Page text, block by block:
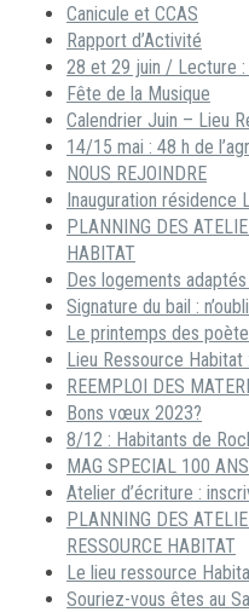
Canicule et CCAS
Rapport d’Activité
28 et 29 juin / Lecture
Fête de la Musique
Calendrier Juin – Lieu
14/15 mai : 48 h de
NOUS REJOINDRE
Inauguration résidence
PLANNING DES
HABITAT
Des logements
Signature du bail :
Le printemps des
Lieu Ressource
REEMPLOI DES
Bons vœux 2023?
8/12 : Habitants de
MAG SPECIAL 100 ANS
Atelier d’écriture :
PLANNING DES
RESSOURCE HABITAT
Le lieu ressource
Souriez-vous êtes au